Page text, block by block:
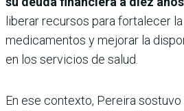
liberar recursos para fortalecer
medicamentos y mejorar la
en los servicios de salud.
En ese contexto, Pereira